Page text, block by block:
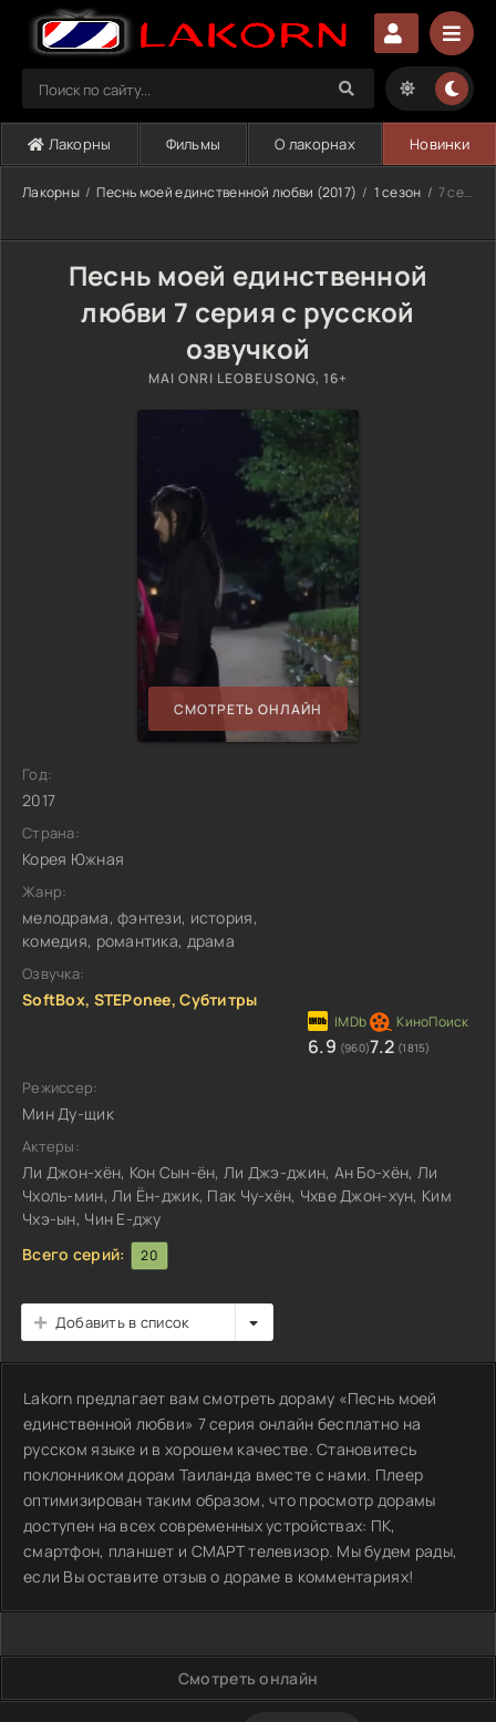
Лакорны Фильмы О лакорнах Новинки
Лакорны Песнь моей единственной любви (2017) 1 сезон 7 серия
Песнь моей единственной
любви 7 серия с русской
озвучкой
MAI ONRI LEOBEUSONG, 16+
СМОТРЕТЬ ОНЛАЙН
Год:
2017
Страна:
Корея Южная
Жанр:
мелодрама, фэнтези, история,
комедия, романтика, драма
Озвучка:
SoftBox, STEPonee, Субтитры
6.9 (960)7.2 (1815)
Режиссер:
Мин Ду-щик
Актеры:
Ли Джон-хён, Кон Сын-ён, Ли Джэ-джин, Ан Бо-хён, Ли
Чхоль-мин, Ли Ён-джик, Пак Чу-хён, Чхве Джон-хун, Ким
Чхэ-ын, Чин Е-джу
Всего серий:
20
Добавить в список
Lakorn предлагает вам смотреть дораму «Песнь моей
единственной любви» 7 серия онлайн бесплатно на
русском языке и в хорошем качестве. Становитесь
поклонником дорам Таиланда вместе с нами. Плеер
оптимизирован таким образом, что просмотр дорамы
доступен на всех современных устройствах: ПК,
смартфон, планшет и СМАРТ телевизор. Мы будем рады,
если Вы оставите отзыв о дораме в комментариях!
Смотреть онлайн